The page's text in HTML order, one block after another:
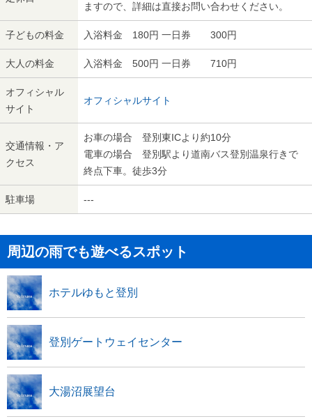
ますので、詳細は直接お問い合わせください。
子どもの料金 入浴料金 180円 一日券 300円
大人の料金 入浴料金 500円 一日券 710円
オフィシャル
サイト
オフィシャルサイト
交通情報・ア
クセス
お車の場合 登別東ICより約10分
電車の場合 登別駅より道南バス登別温泉行きで
終点下車。徒歩3分
駐車場 ---
周辺の雨でも遊べるスポット
ホテルゆもと登別
登別ゲートウェイセンター
大湯沼展望台